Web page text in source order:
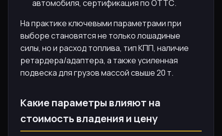
автомобиля, сертификация по ОТТС.
На практике ключевыми параметрами при
выборе становятся не только лошадиные
силы, но и расход топлива, тип КПП, наличие
ретардера/адаптера, а также усиленная
подвеска для грузов массой свыше 20 т.
Какие параметры влияют на
стоимость владения и цену